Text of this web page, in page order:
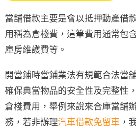
當舖借款主要是會以抵押動產借
用稱為倉棧費，這筆費用通常包
庫房維護費等。
開當鋪時當鋪業法有規範合法當
確保典當物品的安全性及完整性
倉棧費用，舉例來說來合庫當舖
務，若非辦理汽車借款免留車 ，